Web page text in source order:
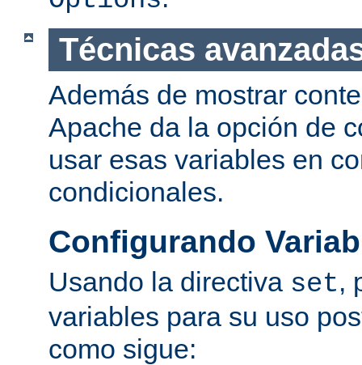
Técnicas
Además de mostrar
Apache da la opción de
usar esas variables en
condicionales.
Configurando
Usando la directiva set,
variables para su uso
como sigue: